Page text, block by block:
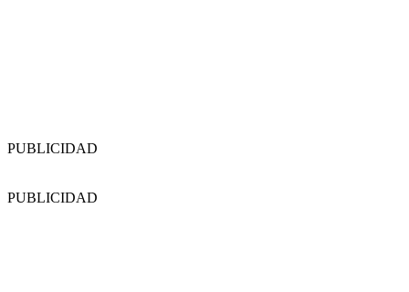
PUBLICIDAD
PUBLICIDAD